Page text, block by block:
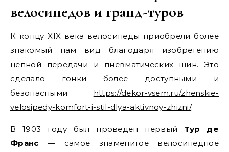
велосипедов и гранд-туров
К концу XIX века велосипеды приобрели более
знакомый нам вид благодаря изобретению
цепной передачи и пневматических шин. Это
сделало гонки более доступными и
безопасными https://dekor-vsem.ru/zhenskie-
velosipedy-komfort-i-stil-dlya-aktivnoy-zhizni/.
В 1903 году был проведен первый Тур де
Франс — самое знаменитое велосипедное